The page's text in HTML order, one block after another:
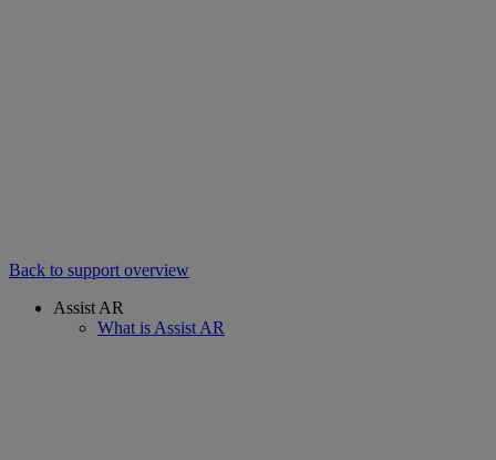
Back to support overview
Assist AR
What is Assist AR